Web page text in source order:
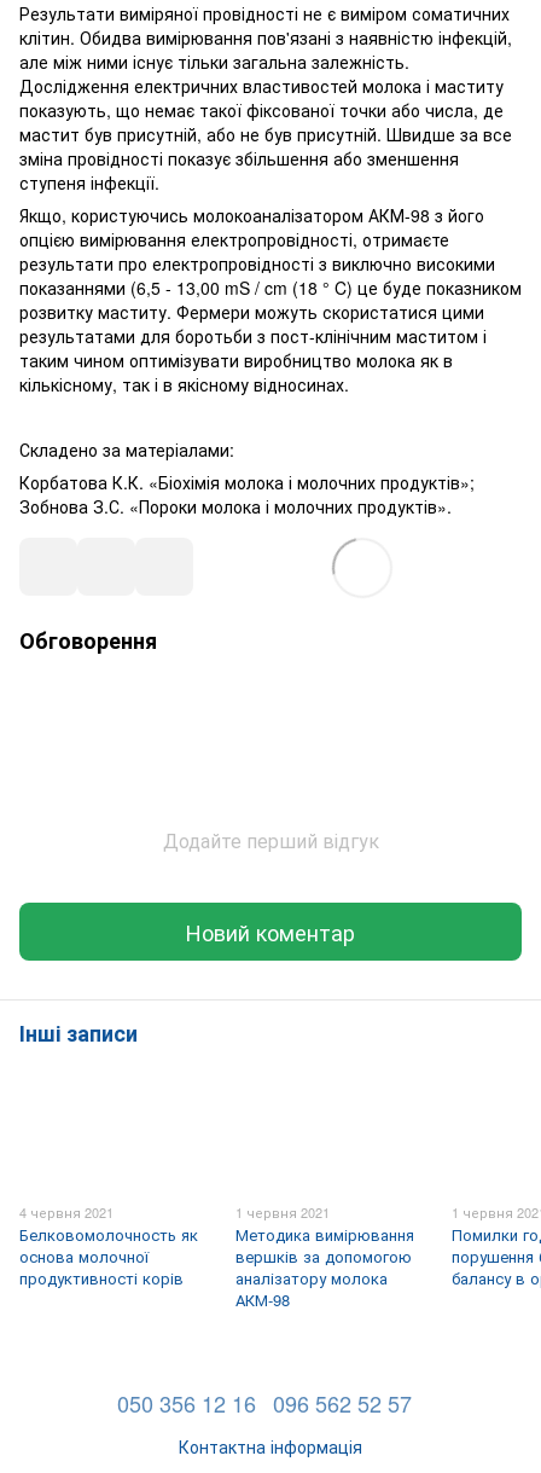
Результати виміряної провідності не є виміром соматичних
клітин. Обидва вимірювання пов'язані з наявністю інфекцій,
але між ними існує тільки загальна залежність.
Дослідження електричних властивостей молока і маститу
показують, що немає такої фіксованої точки або числа, де
мастит був присутній, або не був присутній. Швидше за все
зміна провідності показує збільшення або зменшення
ступеня інфекції.
Якщо, користуючись молокоаналізатором АКМ-98 з його
опцією вимірювання електропровідності, отримаєте
результати про електропровідності з виключно високими
показаннями (6,5 - 13,00 mS / cm (18 ° C) це буде показником
розвитку маститу. Фермери можуть скористатися цими
результатами для боротьби з пост-клінічним маститом і
таким чином оптимізувати виробництво молока як в
кількісному, так і в якісному відносинах.
Складено за матеріалами:
Корбатова К.К. «Біохімія молока і молочних продуктів»;
Зобнова З.С. «Пороки молока і молочних продуктів».
Обговорення
Додайте перший відгук
Новий коментар
Інші записи
4 червня 2021
Белковомолочность як
основа молочної
продуктивності корів
1 червня 2021
Методика вимірювання
вершків за допомогою
аналізатору молока
АКМ-98
1 червня
Помилки
порушення
балансу в
050 356 12 16 096 562 52 57
Контактна інформація